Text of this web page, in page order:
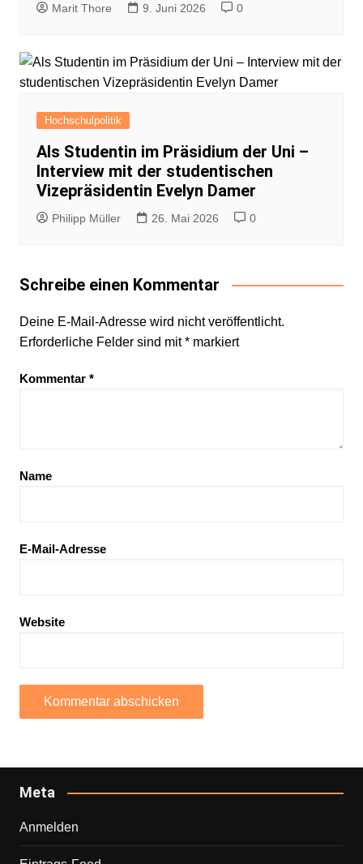
Marit Thore 9. Juni 2026 0
Hochschulpolitik
Als Studentin im Präsidium der Uni –
Interview mit der studentischen
Vizepräsidentin Evelyn Damer
Philipp Müller 26. Mai 2026 0
Schreibe einen Kommentar
Deine E-Mail-Adresse wird nicht veröffentlicht.
Erforderliche Felder sind mit*markiert
Kommentar *
Name
E-Mail-Adresse
Website
Meta
Anmelden